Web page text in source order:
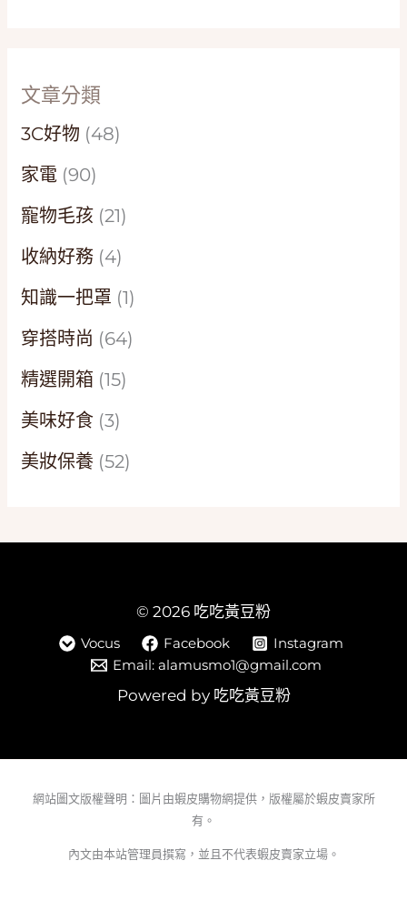
文章分類
3C好物 (48)
家電 (90)
寵物毛孩 (21)
收納好務 (4)
知識一把罩 (1)
穿搭時尚 (64)
精選開箱 (15)
美味好食 (3)
美妝保養 (52)
© 2026 吃吃黃豆粉
Vocus Facebook
Instagram
Email: alamusmo1@gmail.com
Powered by 吃吃黃豆粉
網站圖文版權聲明：圖片由蝦皮購物網提供，版權屬於蝦皮賣家所
有。
內文由本站管理員撰寫，並且不代表蝦皮賣家立場。